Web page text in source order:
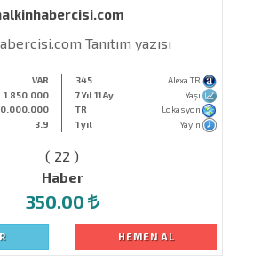
Tanıtım yazısı
VAR
1.850.000
3.9
345
Alexa TR
7 Yıl 11 Ay
Yaşı
TR
Lokasyon
1 yıl
Yayın
( 22 )
Haber
350.00
HEMEN AL